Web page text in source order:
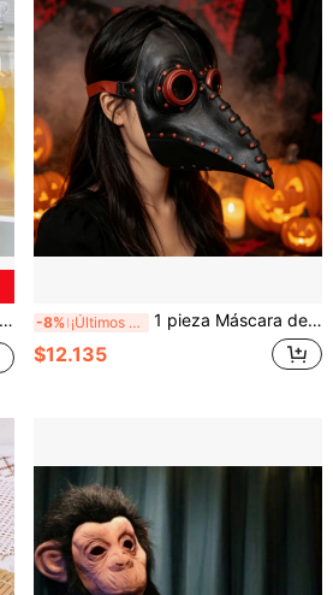
-8% ¡Últimos 3 días 1 pieza Máscara de pico de pájaro negro de Halloween, Máscara de pico de pájaro de médico de la peste estilo steampunk
$12.135